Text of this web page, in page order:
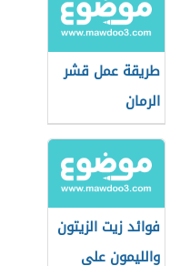
طريقة عمل قشر
الرمان
فوائد زيت الزيتون
والليمون على